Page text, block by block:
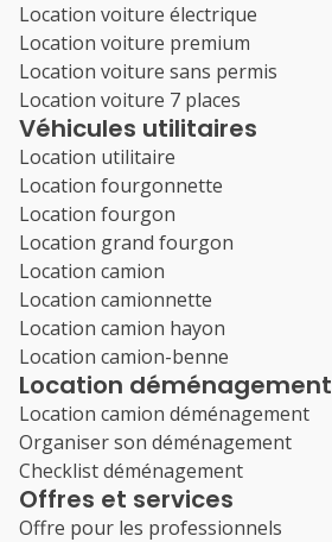
Location voiture électrique
Location voiture premium
Location voiture sans permis
Location voiture 7 places
Véhicules utilitaires
Location utilitaire
Location fourgonnette
Location fourgon
Location grand fourgon
Location camion
Location camionnette
Location camion hayon
Location camion-benne
Location déménagement
Location camion déménagement
Organiser son déménagement
Checklist déménagement
Offres et services
Offre pour les professionnels